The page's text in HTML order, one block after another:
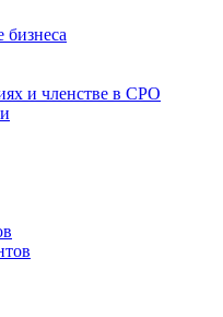
бизнеса
и членстве в СРО